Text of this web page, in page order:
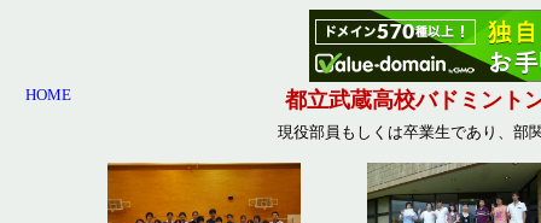
HOME 都立武蔵高校バドミン
現役部員もしくは卒業生であり、部